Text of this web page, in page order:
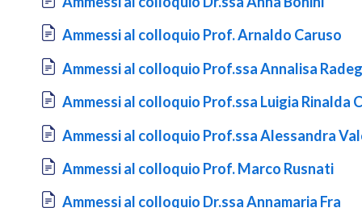
Document
Ammessi al colloquio Prof. Arnaldo Caruso
Document
Ammessi al colloquio Prof.ssa Annalisa
Document
Ammessi al colloquio Prof.ssa Luigia Rinalda
Document
Ammessi al colloquio Prof.ssa Alessandra
Document
Ammessi al colloquio Prof. Marco Rusnati
Document
Ammessi al colloquio Dr.ssa Annamaria Fra